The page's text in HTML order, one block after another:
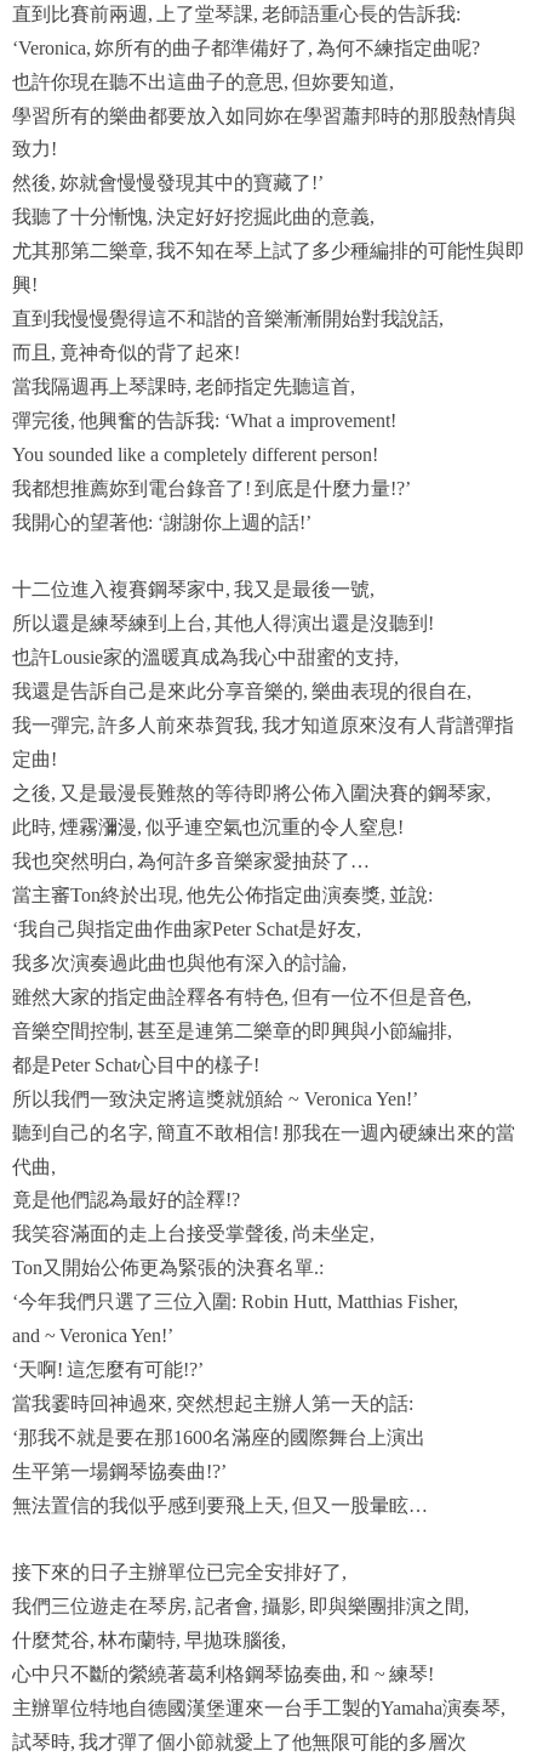
直到比賽前兩週, 上了堂琴課, 老師語重心長的告訴我:
‘Veronica, 妳所有的曲子都準備好了, 為何不練指定曲呢?
也許你現在聽不出這曲子的意思, 但妳要知道,
學習所有的樂曲都要放入如同妳在學習蕭邦時的那股熱情與
致力!
然後, 妳就會慢慢發現其中的寶藏了!’
我聽了十分慚愧, 決定好好挖掘此曲的意義,
尤其那第二樂章, 我不知在琴上試了多少種編排的可能性與即
興!
直到我慢慢覺得這不和諧的音樂漸漸開始對我說話,
而且 , 竟神奇似的背了起來!
當我隔週再上琴課時, 老師指定先聽這首,
彈完後, 他興奮的告訴我: ‘What a improvement!
You sounded like a completely different person!
我都想推薦妳到電台錄音了! 到底是什麼力量!?’
我開心的望著他: ‘謝謝你上週的話!’
十二位進入複賽鋼琴家中, 我又是最後一號,
所以還是練琴練到上台, 其他人得演出還是沒聽到!
也許Lousie家的溫暖真成為我心中甜蜜的支持,
我還是告訴自己是來此分享音樂的, 樂曲表現的很自在,
我一彈完, 許多人前來恭賀我, 我才知道原來沒有人背譜彈指
定曲!
之後, 又是最漫長難熬的等待即將公佈入圍決賽的鋼琴家,
此時, 煙霧瀰漫, 似乎連空氣也沉重的令人窒息!
我也突然明白, 為何許多音樂家愛抽菸了…
當主審Ton終於出現, 他先公佈指定曲演奏獎, 並說:
‘我自己與指定曲作曲家Peter Schat是好友,
我多次演奏過此曲也與他有深入的討論,
雖然大家的指定曲詮釋各有特色, 但有一位不但是音色,
音樂空間控制, 甚至是連第二樂章的即興與小節編排,
都是Peter Schat心目中的樣子!
所以我們一致決定將這獎就頒給 ~ Veronica Yen!’
聽到自己的名字, 簡直不敢相信! 那我在一週內硬練出來的當
代曲,
竟是他們認為最好的詮釋!?
我笑容滿面的走上台接受掌聲後, 尚未坐定,
Ton又開始公佈更為緊張的決賽名單.:
‘今年我們只選了三位入圍: Robin Hutt, Matthias Fisher,
and ~ Veronica Yen!’
‘天啊! 這怎麼有可能!?’
當我霎時回神過來, 突然想起主辦人第一天的話:
‘那我不就是要在那1600名滿座的國際舞台上演出
生平第一場鋼琴協奏曲!?’
無法置信的我似乎感到要飛上天, 但又一股暈眩…
接下來的日子主辦單位已完全安排好了,
我們三位遊走在琴房, 記者會, 攝影, 即與樂團排演之間,
什麼梵谷, 林布蘭特, 早拋珠腦後,
心中只不斷的縈繞著葛利格鋼琴協奏曲, 和 ~ 練琴!
主辦單位特地自德國漢堡運來一台手工製的Yamaha演奏琴,
試琴時, 我才彈了個小節就愛上了他無限可能的多層次